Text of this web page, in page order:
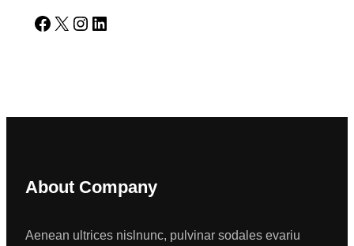
Facebook X Instagram LinkedIn
About Company
Aenean ultrices nislnunc, pulvinar sodales evariu